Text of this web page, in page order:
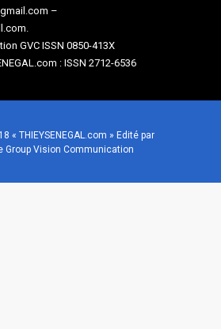
–
GVC ISSN 0850-413X
: ISSN 2712-6536
« THIEYSENEGAL.com » Edité par
Group Vision Communication